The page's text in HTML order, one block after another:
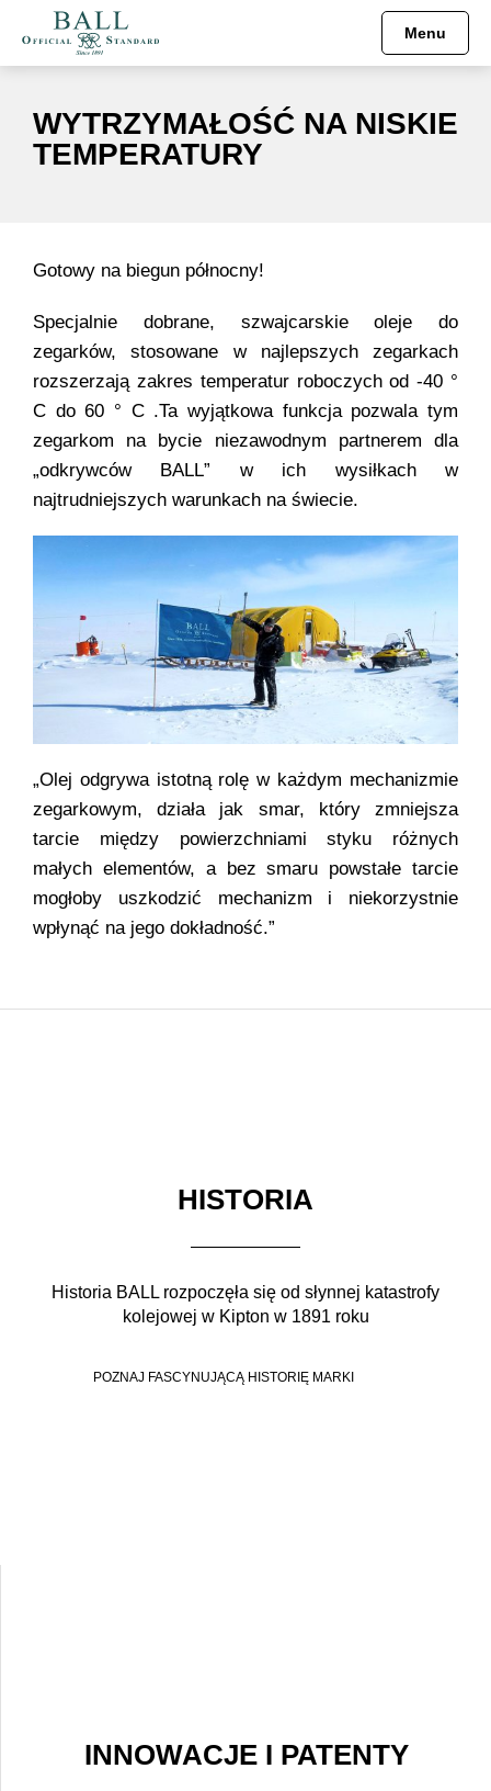
Menu
WYTRZYMAŁOŚĆ NA NISKIE
TEMPERATURY
Gotowy na biegun północny!
Specjalnie dobrane, szwajcarskie oleje do
zegarków, stosowane w najlepszych zegarkach
rozszerzają zakres temperatur roboczych od -40 °
C do 60 ° C .Ta wyjątkowa funkcja pozwala tym
zegarkom na bycie niezawodnym partnerem dla
„odkrywców BALL” w ich wysiłkach w
najtrudniejszych warunkach na świecie.
„Olej odgrywa istotną rolę w każdym mechanizmie
zegarkowym, działa jak smar, który zmniejsza
tarcie między powierzchniami styku różnych
małych elementów, a bez smaru powstałe tarcie
mogłoby uszkodzić mechanizm i niekorzystnie
wpłynąć na jego dokładność.”
HISTORIA
Historia BALL rozpoczęła się od słynnej katastrofy
kolejowej w Kipton w 1891 roku
POZNAJ FASCYNUJĄCĄ HISTORIĘ MARKI
INNOWACJE I PATENTY